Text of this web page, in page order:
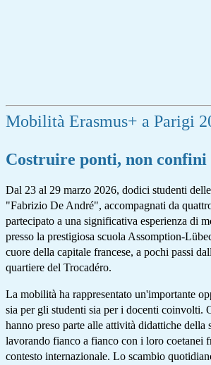
Mobilità Erasmus+ a Parigi
Costruire ponti, non confini
Dal 23 al 29 marzo 2026, dodici studenti
"Fabrizio De André", accompagnati da
partecipato a una significativa esperienza di
presso la prestigiosa scuola Assomption-
cuore della capitale francese, a pochi passi
quartiere del Trocadéro.
La mobilità ha rappresentato un'importante
sia per gli studenti sia per i docenti coinvolti.
hanno preso parte alle attività didattiche della
lavorando fianco a fianco con i loro coetanei
contesto internazionale. Lo scambio